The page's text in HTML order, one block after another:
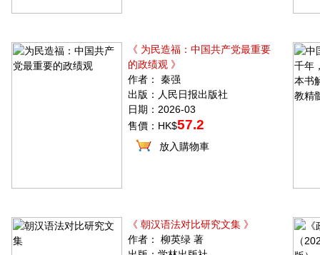
《 为民造福：中国共产党最重要
的政绩观 》
作者： 秦强
出版：人民日报出版社
日期：2026-03
售價：HK$57.2
放入購物車
《 朝汉语法对比研究文集 》
作者： 柳英绿 著